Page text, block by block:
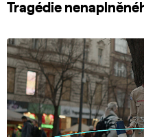
Tragédie